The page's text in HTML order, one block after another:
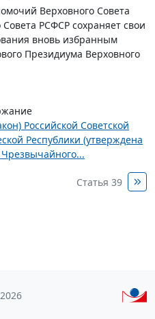
Верховного Совета
РСФСР сохраняет свои
вновь избранным
Президиума Верховного
Российской Советской
Республики (утверждена
Статья 39